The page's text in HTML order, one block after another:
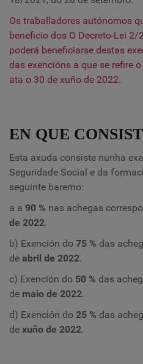
Os traballadores autónomos
beneficio dos O Decreto-Lei 2/
poderá beneficiarse destas
das exencións a que se refire
ata o 30 de xuño de 2022.
EN QUE
Esta axuda consiste nunha
Seguridade Social e da
seguinte baremo:
a a 90 % nas achegas
de 2022.
b) Exención do 75 % das
de abril de 2022.
c) Exención do 50 % das
de maio de 2022.
d) Exención do 25 % das
de xuño de 2022.